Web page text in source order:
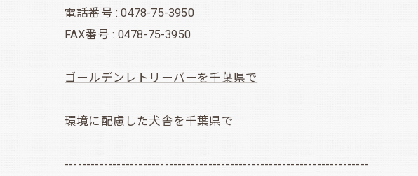
電話番号 : 0478-75-3950
FAX番号 : 0478-75-3950
ゴールデンレトリーバーを千葉県で
環境に配慮した犬舎を千葉県で
----------------------------------------------------------------------